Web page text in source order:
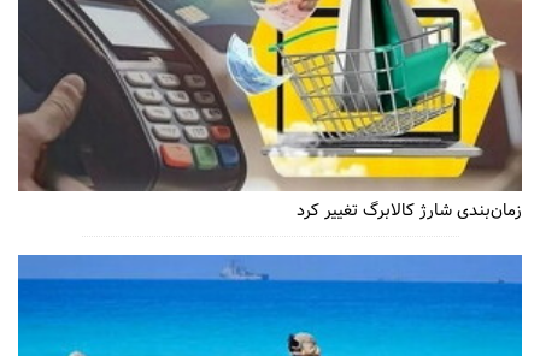
زمان‌بندی شارژ کالابرگ تغییر کرد